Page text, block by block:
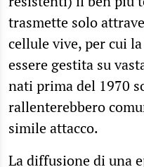
trasmette solo
cellule vive, per cui
essere gestita su
nati prima del 1970
rallenterebbero
simile attacco.
La diffusione di una